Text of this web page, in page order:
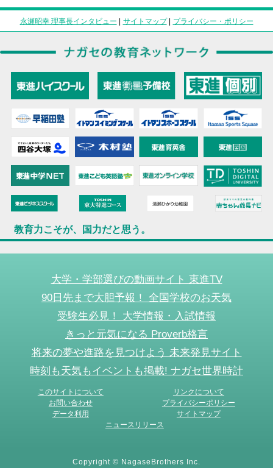
永瀬昭幸 理事長インタビュー | サイトマップ| プライバシー・ポリシー
教育力こそが、国力だと思う。
大学・学部選びの動画サイト 東進TV
90日先まで大胆予報！ 全国学校のお天気
受験生必見！ 大学情報・入試情報
きっと元気になる Proverb格言
将来の夢や進路を見つけよう 未来発見サイト
時刻も天気もイベントも掲載! ナガセ世界時計
このサイトについて
リンクについて
お問い合わせ
プライバシーポリシー
データ利用
サイトマップ
ニュースリリース
Copyright © NagaseBrothers Inc.